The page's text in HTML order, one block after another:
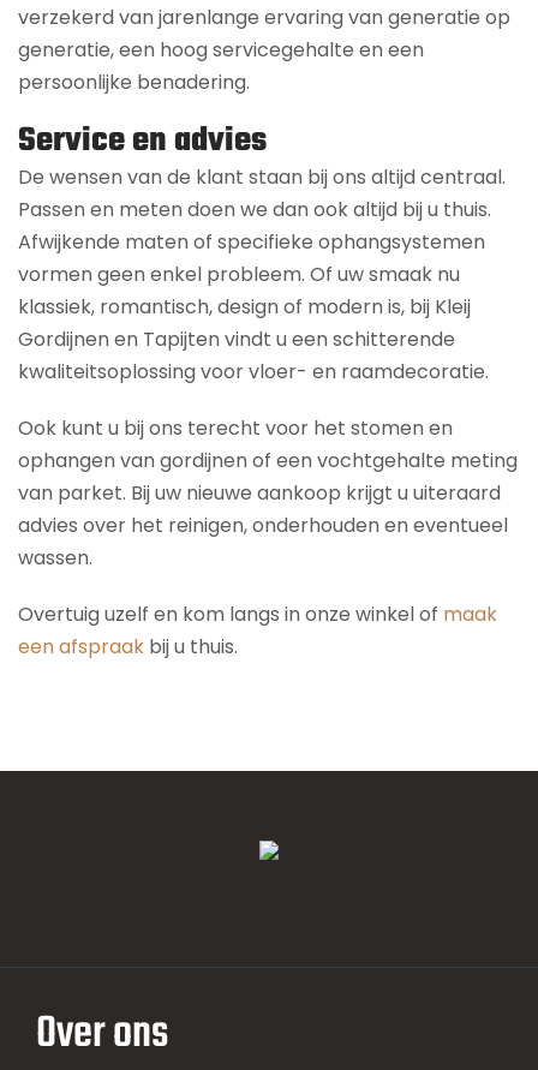
verzekerd van jarenlange ervaring van generatie op
generatie, een hoog servicegehalte en een
persoonlijke benadering.
Service en advies
De wensen van de klant staan bij ons altijd centraal.
Passen en meten doen we dan ook altijd bij u thuis.
Afwijkende maten of specifieke ophangsystemen
vormen geen enkel probleem. Of uw smaak nu
klassiek, romantisch, design of modern is, bij Kleij
Gordijnen en Tapijten vindt u een schitterende
kwaliteitsoplossing voor vloer- en raamdecoratie.
Ook kunt u bij ons terecht voor het stomen en
ophangen van gordijnen of een vochtgehalte meting
van parket. Bij uw nieuwe aankoop krijgt u uiteraard
advies over het reinigen, onderhouden en eventueel
wassen.
Overtuig uzelf en kom langs in onze winkel of maak
een afspraak bij u thuis.
Over ons